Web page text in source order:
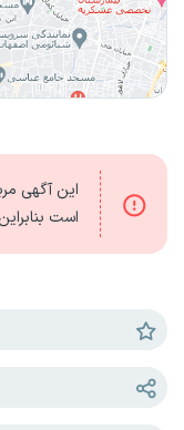
این آگهی
است